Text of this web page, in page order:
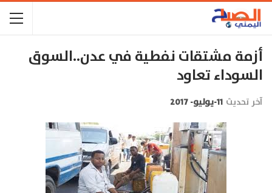
أزمة مشتقات نفطية في عدن..السوق
السوداء تعاود
آخر تحديث 11-يوليو- 2017